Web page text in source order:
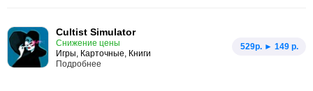
Cultist Simulator
Снижение цены
Игры, Карточные, Книги
529p. ► 149 р.
Подробнее